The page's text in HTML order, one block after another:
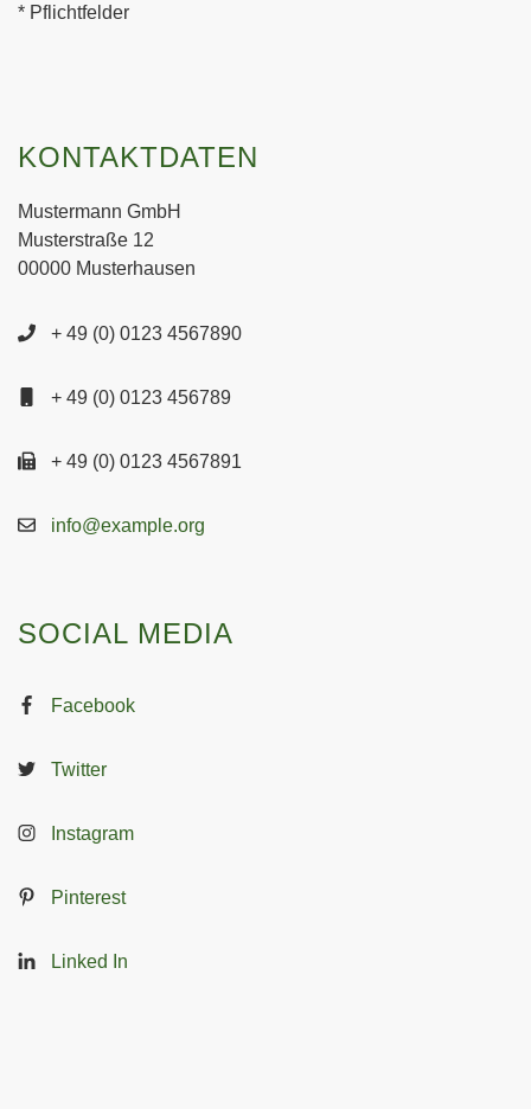
* Pflichtfelder
KONTAKTDATEN
Mustermann GmbH
Musterstraße 12
00000 Musterhausen
+ 49 (0) 0123 4567890
+ 49 (0) 0123 456789
+ 49 (0) 0123 4567891
info@example.org
SOCIAL MEDIA
Facebook
Twitter
Instagram
Pinterest
Linked In